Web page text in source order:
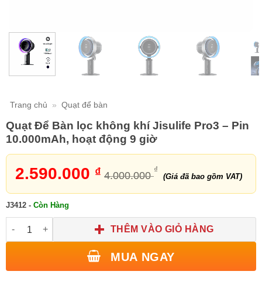
Trang chủ » Quạt để bàn
Quạt Để Bàn lọc không khí Jisulife Pro3 – Pin
10.000mAh, hoạt động 9 giờ
2.590.000 ₫ 4.000.000
₫
(Giá đã bao gồm VAT)
J3412 - Còn Hàng
Quạt Để Bàn lọc không khí Jisulife Pro3 số lượng
THÊM VÀO GIỎ HÀNG
MUA NGAY